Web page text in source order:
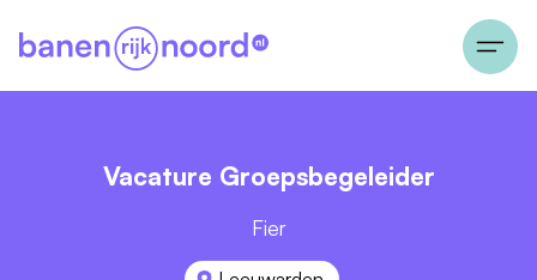
Vacature Groepsbegeleider
Fier